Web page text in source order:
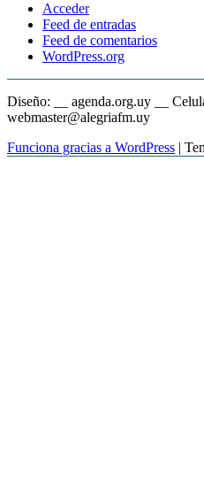
Acceder
Feed de entradas
Feed de comentarios
WordPress.org
Diseño: __ agenda.org.uy __
webmaster@alegriafm.uy
Funciona gracias a WordPress |